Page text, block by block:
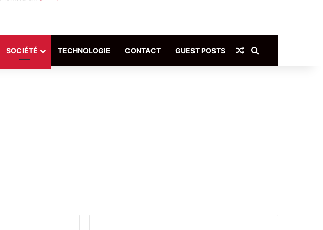
SOCIÉTÉ TECHNOLOGIE CONTACT GUEST POSTS Article Aléatoire